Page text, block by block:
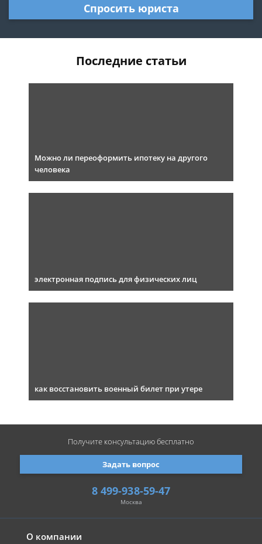
Спросить юриста
Последние статьи
Можно ли переоформить ипотеку на другого
человека
электронная подпись для физических лиц
как восстановить военный билет при утере
О компании
8 499-938-59-47
Москва
Задать вопрос
Получите консультациюбесплатно